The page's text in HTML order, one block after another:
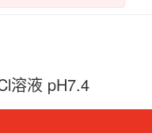
溶液 pH7.4